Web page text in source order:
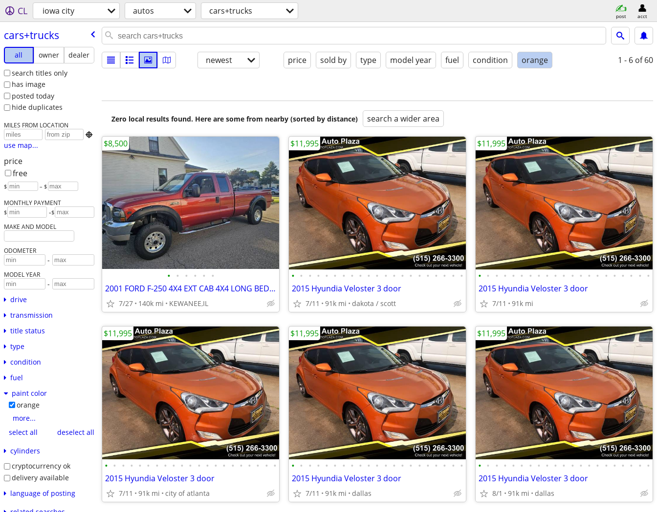
CL iowa city autos cars+trucks post acct
cars+trucks
all owner
dealer
search titles only
has image
posted today
hide duplicates
MILES FROM LOCATION

use map...
price
free
$ – $
MONTHLY PAYMENT
$ -$
MAKE AND MODEL
ODOMETER
-
MODEL YEAR
-
drive
transmission
title status
type
condition
fuel
paint color
orange
more...
select all
deselect all
cylinders
cryptocurrency ok
delivery available
language of posting
newest price sold by type model year fuel condition orange 1 - 6 of 60
Zero local results found. Here are some from nearby (sorted by distance) search a wider area
• • • • • •
2001 FORD F-250 4X4 EXT CAB 4X4 LONG BED V10 STUMP PULLER NEW TIRES!
7/27 140k mi KEWANEE,IL
$8,500
• • • • • • • • • • • • • • • • • • • • •
2015 Hyundia Veloster 3 door
7/11 91k mi dakota / scott
$11,995
• • • • • • • • • • • • • • • • • • • • •
2015 Hyundia Veloster 3 door
7/11 91k mi
$11,995
• • • • • • • • • • • • • • • • • • • • •
2015 Hyundia Veloster 3 door
7/11 91k mi city of atlanta
$11,995
• • • • • • • • • • • • • • • • • • • • •
2015 Hyundia Veloster 3 door
7/11 91k mi dallas
$11,995
• • • • • • • • • • • • • • • • • • • • •
2015 Hyundia Veloster 3 door
8/1 91k mi dallas
$11,995